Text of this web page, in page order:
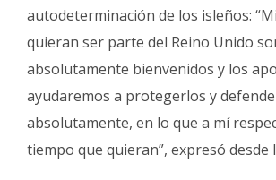
autodeterminación de los isleños:
quieran ser parte del Reino Unido
absolutamente bienvenidos y los
ayudaremos a protegerlos y
absolutamente, en lo que a mí
tiempo que quieran”, expresó desde